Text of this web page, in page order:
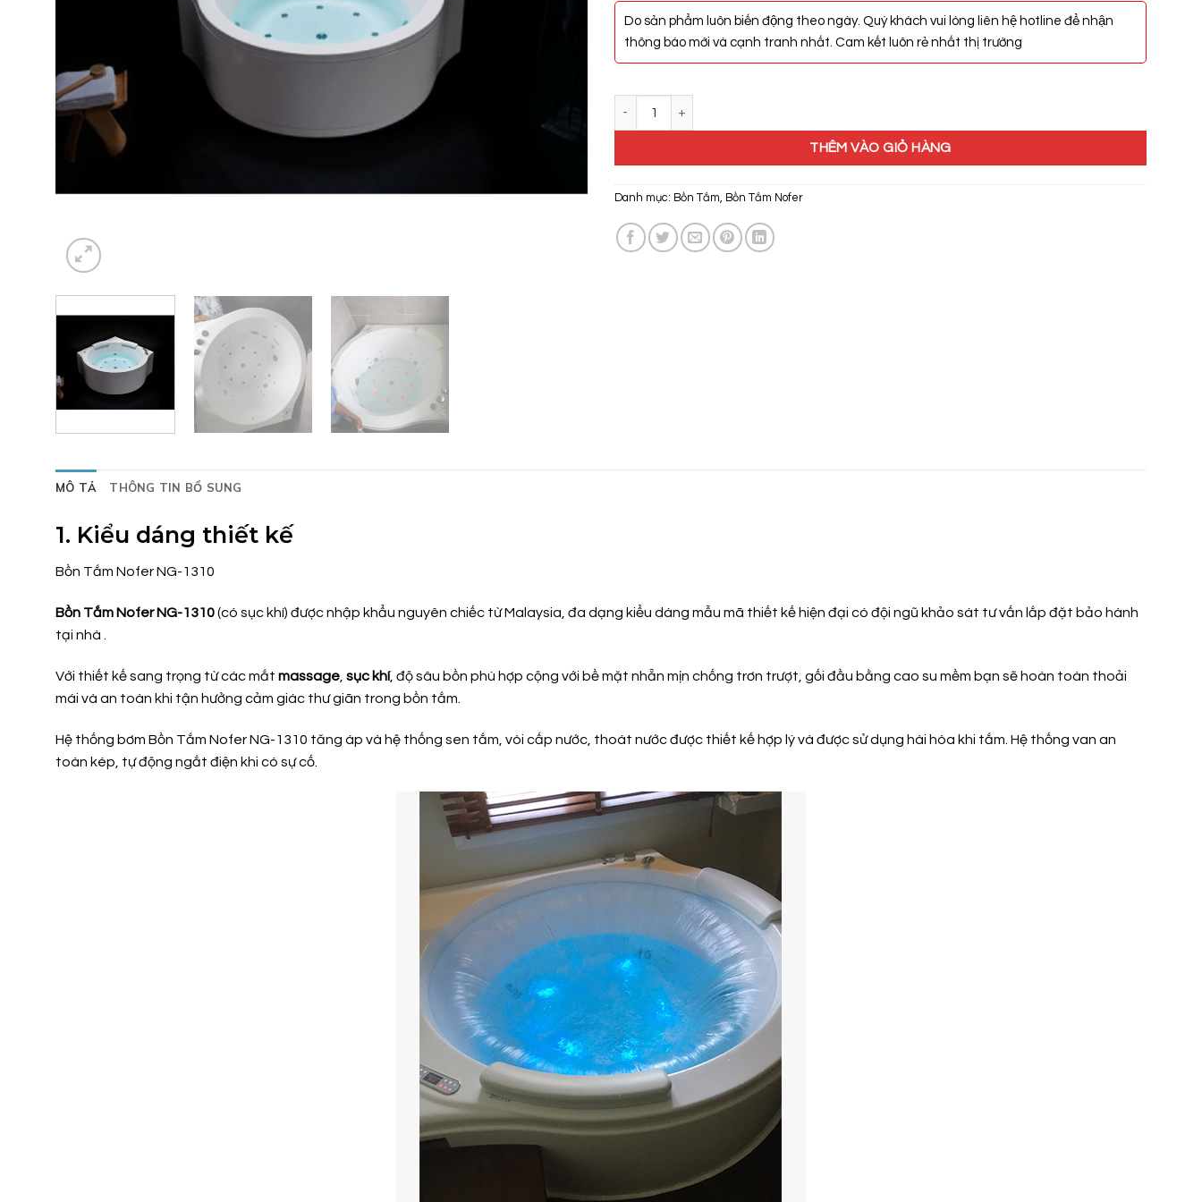
Do sản phẩm luôn biến động theo ngày. Quý khách vui lòng liên hệ hotline để nhận
thông báo mới và cạnh tranh nhất. Cam kết luôn rẻ nhất thị trường
THÊM VÀO GIỎ HÀNG
Danh mục: Bồn Tắm, Bồn Tắm Nofer
MÔ TẢ THÔNG TIN BỔ SUNG
1. Kiểu dáng thiết kế
Bồn Tắm Nofer NG-1310
Bồn Tắm Nofer NG-1310(có sục khí) được nhập khẩu nguyên chiếc từ Malaysia, đa dạng kiểu dáng mẫu mã thiết kế hiện đại có đội ngũ khảo sát tư vấn lắp đặt bảo hành
tại nhà .
Với thiết kế sang trọng từ các mắt massage sục khí, độ sâu bồn phù hợp cộng với bề mặt nhẵn mịn chống trơn trượt, gối đầu bằng cao su mềm bạn sẽ hoàn toàn thoải
mái và an toàn khi tận hưởng cảm giác thư giãn trong bồn tắm.
Hệ thống bơm Bồn Tắm Nofer NG-1310 tăng áp và hệ thống sen tắm, vòi cấp nước, thoát nước được thiết kế hợp lý và được sử dụng hài hòa khi tắm. Hệ thống van an
toàn kép, tự động ngắt điện khi có sự cố.